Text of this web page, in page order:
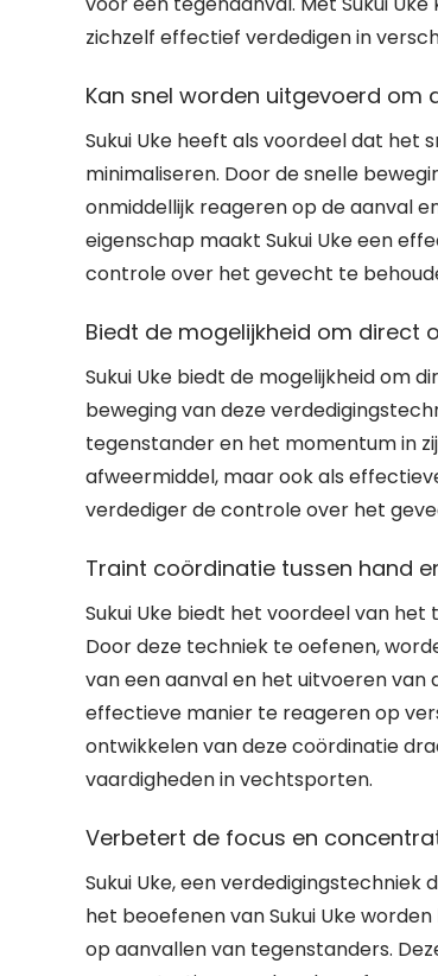
zichzelf effectief verdedigen in
Kan snel worden uitgevoerd om
Sukui Uke heeft als voordeel dat het
minimaliseren. Door de snelle
onmiddellijk reageren op de aanval
eigenschap maakt Sukui Uke een
controle over het gevecht te
Biedt de mogelijkheid om direct
Sukui Uke biedt de mogelijkheid om
beweging van deze
tegenstander en het momentum in
afweermiddel, maar ook als
verdediger de controle over het
Traint coördinatie tussen hand
Sukui Uke biedt het voordeel van
Door deze techniek te oefenen,
van een aanval en het uitvoeren
effectieve manier te reageren op
ontwikkelen van deze coördinatie
vaardigheden in vechtsporten.
Verbetert de focus en
Sukui Uke, een
het beoefenen van Sukui Uke
op aanvallen van tegenstanders.